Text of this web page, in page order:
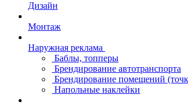
Дизайн
Монтаж
Наружная реклама
Баблы, топперы
Брендирование автотранспорта
Брендирование помещений
Напольные наклейки